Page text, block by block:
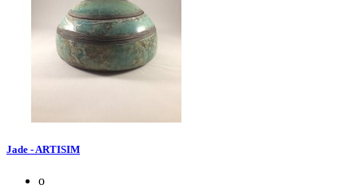
Jade - ARTISIM
o